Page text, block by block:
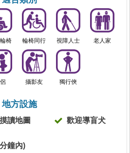
椅 輪椅同行 視障人士 老人家
攝影友 獨行俠
地方設施
摸讀地圖
歡迎導盲犬
鐘內)